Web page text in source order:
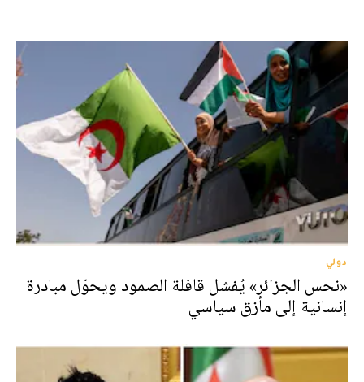
دولي
«نحس الجزائر» يُفشل قافلة الصمود ويحوّل مبادرة
إنسانية إلى مأزق سياسي